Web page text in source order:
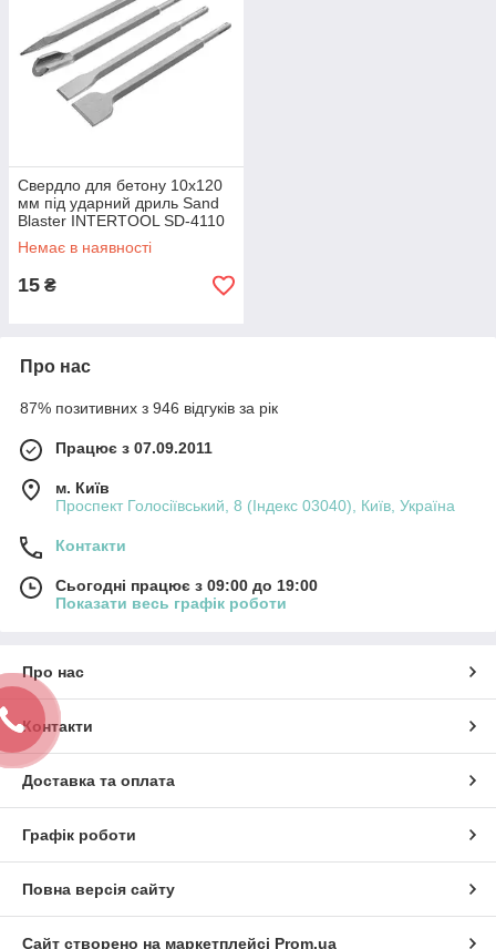
Свердло для бетону 10x120
мм під ударний дриль Sand
Blaster INTERTOOL SD-4110
Немає в наявності
15 ₴
Про нас
87% позитивних з 946 відгуків за рік
Працює з 07.09.2011
м. Київ
Проспект Голосіївський, 8 (Індекс 03040), Київ, Україна
Контакти
Сьогодні працює з 09:00 до 19:00
Показати весь графік роботи
Про нас
Контакти
Доставка та оплата
Графік роботи
Повна версія сайту
Сайт створено на маркетплейсі Prom.ua